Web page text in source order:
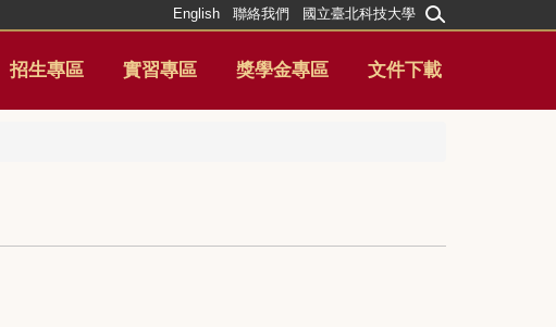
招生專區 實習專區 獎學金專區 文件下載
English 聯絡我們 國立臺北科技大學